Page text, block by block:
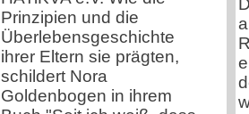
Prinzipien und die
Überlebensgeschichte
ihrer Eltern sie prägten,
schildert Nora
Goldenbogen in ihrem